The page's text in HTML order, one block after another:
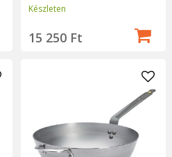
Készleten
15 250 Ft